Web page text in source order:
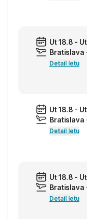
Ut 18.8 -
Bratislava
Detail letu
Ut 18.8 -
Bratislava
Detail letu
Ut 18.8 -
Bratislava
Detail letu